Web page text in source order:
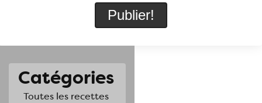
Catégories
Toutes les recettes